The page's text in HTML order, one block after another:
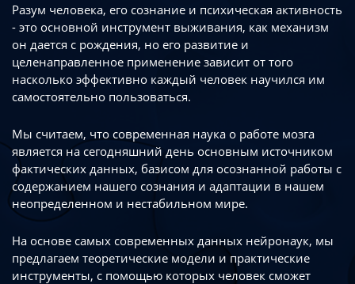
Разум человека, его сознание и психическая активность
- это основной инструмент выживания, как механизм
он дается с рождения, но его развитие и
целенаправленное применение зависит от того
насколько эффективно каждый человек научился им
самостоятельно пользоваться.
Мы считаем, что современная наука о работе мозга
является на сегодняшний день основным источником
фактических данных, базисом для осознанной работы с
содержанием нашего сознания и адаптации в нашем
неопределенном и нестабильном мире.
На основе самых современных данных нейронаук, мы
предлагаем теоретические модели и практические
инструменты, с помощью которых человек сможет